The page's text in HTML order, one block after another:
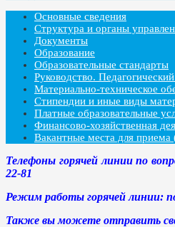
Основные сведения
Структура и органы
Документы
Образование
Образовательные стандарты
Руководство.
Материально-техническое
Стипендии и иные виды
Платные образовательные
Финансово-хозяйственная
Вакантные места для приема
Телефоны горячей линии по
22-81
Режим работы горячей линии:
Также вы можете отправить